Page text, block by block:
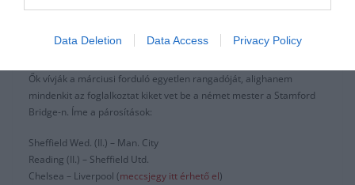
Data Deletion Data Access Privacy Policy
hangosak. Mint ismert a német edző nyaralni küldte fiait, viszont a
fiatalok kitettek magukért megint, így továbbjutott a Liverpool,
teltházzal és tévéközvetítés nélkül.
Ők vívják a márciusi forduló egyetlen rangadóját, alighanem
mindenkit az foglalkoztat kiket vet be a német mester a Stamford
Bridge-n. Íme a párosítások:
Sheffield Wed. (II.) – Man. City
Reading (II.) – Sheffield Utd.
Chelsea – Liverpool (meccsjegy itt érhető el)